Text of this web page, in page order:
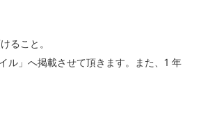
ること。
ル」へ掲載させて頂きます。また、1 年